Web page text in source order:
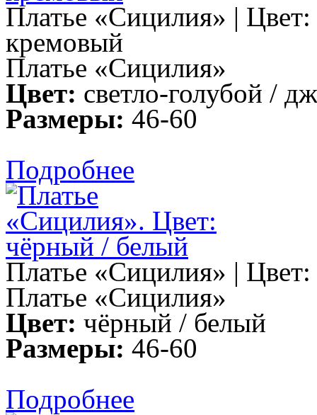
Платье «Сицилия» |
кремовый
Платье «Сицилия»
Цвет: светло-голубой /
Размеры: 46-60
Подробнее
Платье «Сицилия» |
Платье «Сицилия»
Цвет: чёрный / белый
Размеры: 46-60
Подробнее